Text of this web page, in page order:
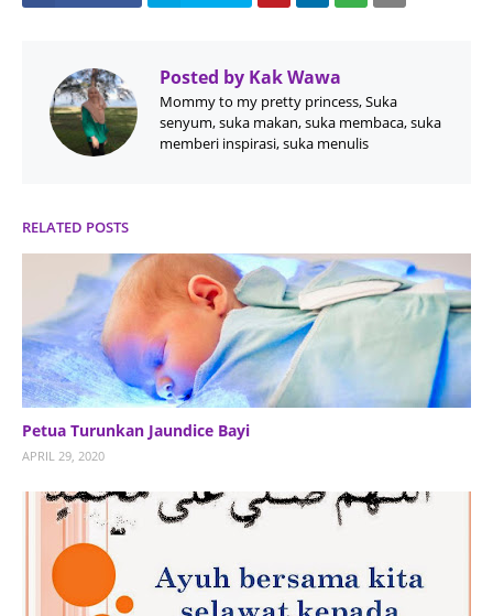
Posted by Kak Wawa
Mommy to my pretty princess, Suka
senyum, suka makan, suka membaca, suka
memberi inspirasi, suka menulis
RELATED POSTS
Petua Turunkan Jaundice Bayi
APRIL 29, 2020